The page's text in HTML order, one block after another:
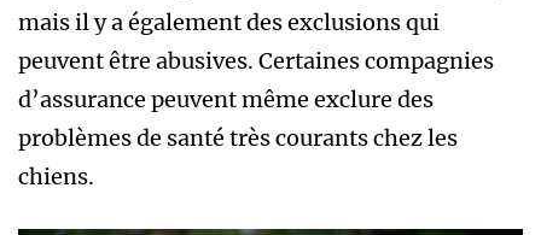
mais il y a également des exclusions qui
peuvent être abusives. Certaines compagnies
d’assurance peuvent même exclure des
problèmes de santé très courants chez les
chiens.